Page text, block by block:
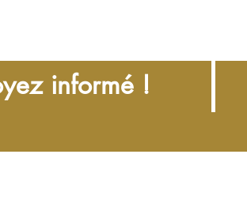
informé !